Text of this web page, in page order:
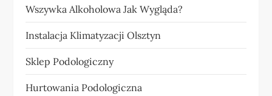
Wszywka Alkoholowa Jak Wygląda?
Instalacja Klimatyzacji Olsztyn
Sklep Podologiczny
Hurtowania Podologiczna